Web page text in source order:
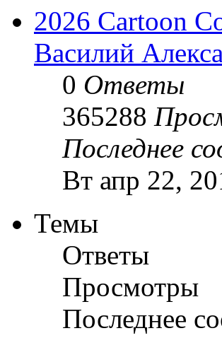
2026 Cartoon
Василий
0 Ответы
365288
Последнее
Вт апр 22,
Темы
Ответы
Просмотры
Последнее